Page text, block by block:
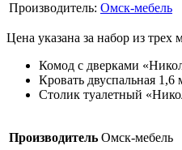
Производитель: Омск-мебель
Цена указана за набор из трех
Комод с дверками
Кровать двуспальная
Столик туалетный
Производитель Омск-мебель